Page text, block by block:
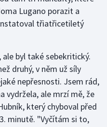
Lugano porazit a
třiatřicetiletý
byl také sebekritický.
druhý, v něm už síly
nepřesnosti. Jsem rád,
vydržela, ale mrzí mě, že
který chyboval před
minutě. "Vyčítám si to,